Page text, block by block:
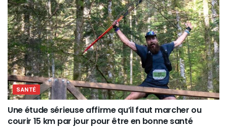
SANTÉ
Une étude sérieuse affirme qu’il faut marcher ou
courir 15 km par jour pour être en bonne santé